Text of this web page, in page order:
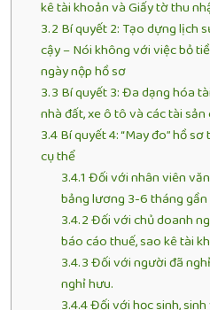
kê tài khoản và Giấy tờ thu
3.2 Bí quyết 2: Tạo dựng lịch
cậy – Nói không với việc bỏ
ngày nộp hồ sơ
3.3 Bí quyết 3: Đa dạng hóa
nhà đất, xe ô tô và các tài
3.4Bí quyết 4: “May đo” hồ
cụ thể
3.4.1 Đối với nhân viên
bảng lương 3-6 tháng gần
3.4.2Đối với chủ doanh
báo cáo thuế, sao kê tài
3.4.3Đối với người đã
nghỉ hưu.
3.4.4Đối với học sinh, sinh